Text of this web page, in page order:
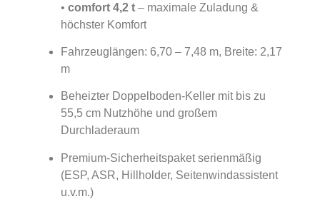
• comfort 4,2 t – maximale Zuladung &
höchster Komfort
Fahrzeuglängen: 6,70 – 7,48 m, Breite: 2,17
m
Beheizter Doppelboden-Keller mit bis zu
55,5 cm Nutzhöhe und großem
Durchladeraum
Premium-Sicherheitspaket serienmäßig
(ESP, ASR, Hillholder, Seitenwindassistent
u.v.m.)